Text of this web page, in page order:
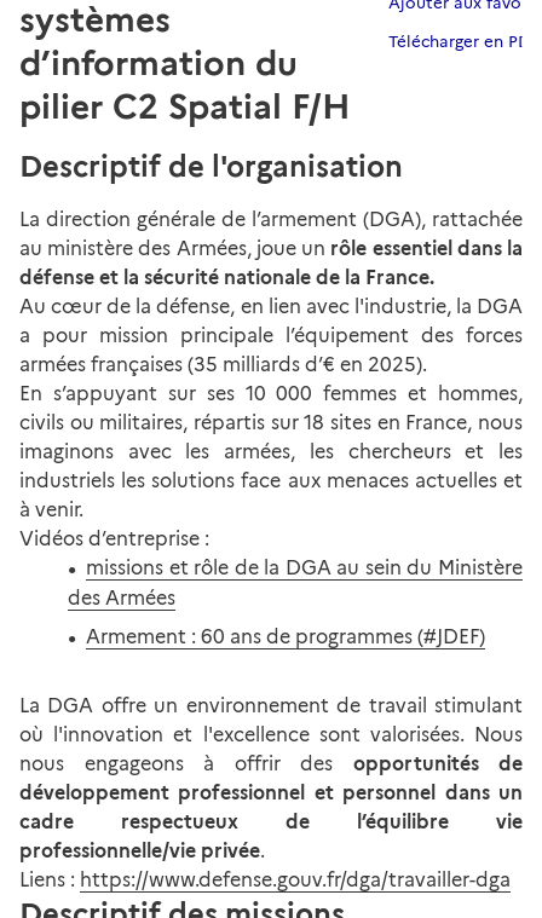
systèmes
d’information du
pilier C2 Spatial F/H
Télécharger en PDF
Descriptif de l'organisation
La direction générale de l’armement (DGA), rattachée
au ministère des Armées, joue un rôle essentiel dans la
défense et la sécurité nationale de la France.
Au cœur de la défense, en lien avec l'industrie, la DGA
a pour mission principale l’équipement des forces
armées françaises (35 milliards d’€ en 2025).
En s’appuyant sur ses 10 000 femmes et hommes,
civils ou militaires, répartis sur 18 sites en France, nous
imaginons avec les armées, les chercheurs et les
industriels les solutions face aux menaces actuelles et
à venir.
Vidéos d’entreprise :
missions et rôle de la DGA au sein du Ministère
des Armées
Armement : 60 ans de programmes (#JDEF)
La DGA offre un environnement de travail stimulant
où l'innovation et l'excellence sont valorisées. Nous
nous engageons à offrir des opportunités de
développement professionnel et personnel dans un
cadre respectueux de l’équilibre vie
professionnelle/vie privée.
Liens : https://www.defense.gouv.fr/dga/travailler-dga